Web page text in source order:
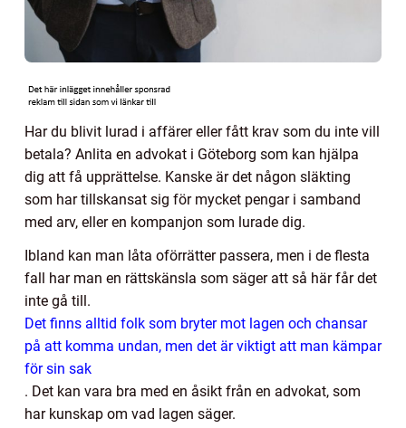
Har du blivit lurad i affärer eller fått krav som du inte vill
betala? Anlita en advokat i Göteborg som kan hjälpa
dig att få upprättelse. Kanske är det någon släkting
som har tillskansat sig för mycket pengar i samband
med arv, eller en kompanjon som lurade dig.
Ibland kan man låta oförrätter passera, men i de flesta
fall har man en rättskänsla som säger att så här får det
inte gå till.
Det finns alltid folk som bryter mot lagen och chansar
på att komma undan, men det är viktigt att man kämpar
för sin sak
. Det kan vara bra med en åsikt från en advokat, som
har kunskap om vad lagen säger.